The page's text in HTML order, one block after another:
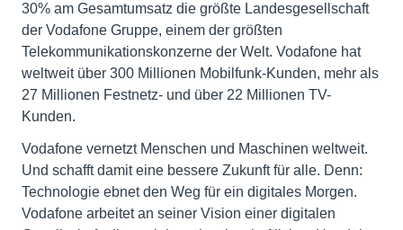
30% am Gesamtumsatz die größte Landesgesellschaft
der Vodafone Gruppe, einem der größten
Telekommunikationskonzerne der Welt. Vodafone hat
weltweit über 300 Millionen Mobilfunk-Kunden, mehr als
27 Millionen Festnetz- und über 22 Millionen TV-
Kunden.
Vodafone vernetzt Menschen und Maschinen weltweit.
Und schafft damit eine bessere Zukunft für alle. Denn:
Technologie ebnet den Weg für ein digitales Morgen.
Vodafone arbeitet an seiner Vision einer digitalen